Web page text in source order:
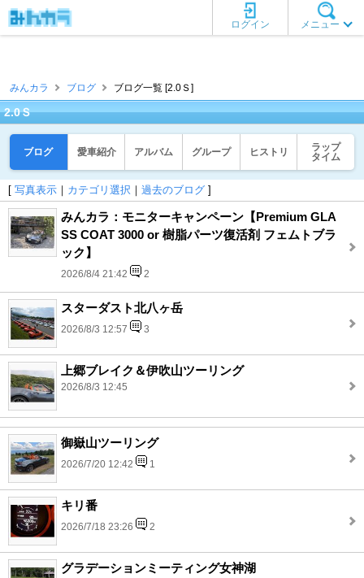
メニュー
ログイン
みんカラ ブログ ブログ一覧 [2.0Ｓ]
2.0Ｓ
ブログ 愛車紹介 アルバム グループ ヒストリ
ラップ
タイム
[ 写真表示 ｜ カテゴリ選択 ｜ 過去のブログ ]
みんカラ：モニターキャンペーン【Premium GLA
SS COAT 3000 or 樹脂パーツ復活剤 フェムトブラ
ック】
2026/8/4 21:42 2
スターダスト北八ヶ岳
2026/8/3 12:57 3
上郷ブレイク＆伊吹山ツーリング
2026/8/3 12:45
御嶽山ツーリング
2026/7/20 12:42 1
キリ番
2026/7/18 23:26 2
グラデーションミーティング女神湖